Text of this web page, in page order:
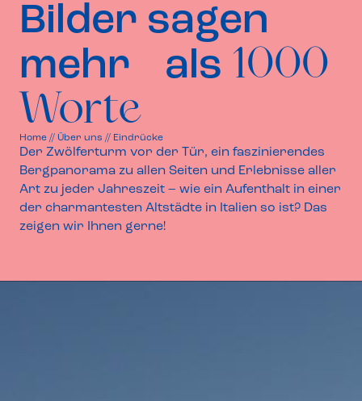
Bilder sagen
mehr als 1000
Worte
Home // Über uns // Eindrücke
Der Zwölferturm vor der Tür, ein faszinierendes
Bergpanorama zu allen Seiten und Erlebnisse aller
Art zu jeder Jahreszeit – wie ein Aufenthalt in einer
der charmantesten Altstädte in Italien so ist? Das
zeigen wir Ihnen gerne!